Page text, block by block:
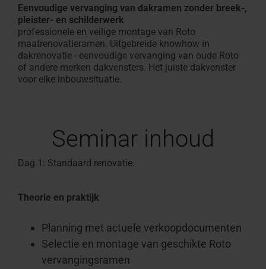
Uitrusting
van
dakramen
Dakramen
vinden
Eenvoudige vervanging van dakramen zonder breek-,
pleister- en schilderwerk
professionele en veilige montage van Roto
maatrenovatieramen. Uitgebreide knowhow in
dakrenovatie - eenvoudige vervanging van oude Roto
of andere merken dakvensters. Het juiste dakvenster
voor elke inbouwsituatie.
Seminar inhoud
Dag 1: Standaard renovatie.
Theorie en praktijk
Planning met actuele verkoopdocumenten
Selectie en montage van geschikte Roto
vervangingsramen